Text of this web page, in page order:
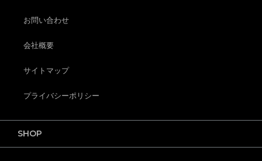
お問い合わせ
会社概要
サイトマップ
プライバシーポリシー
SHOP